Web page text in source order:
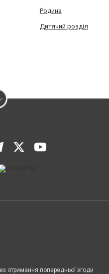
Родина
Дитячий розділ
отримання попередньої згоди